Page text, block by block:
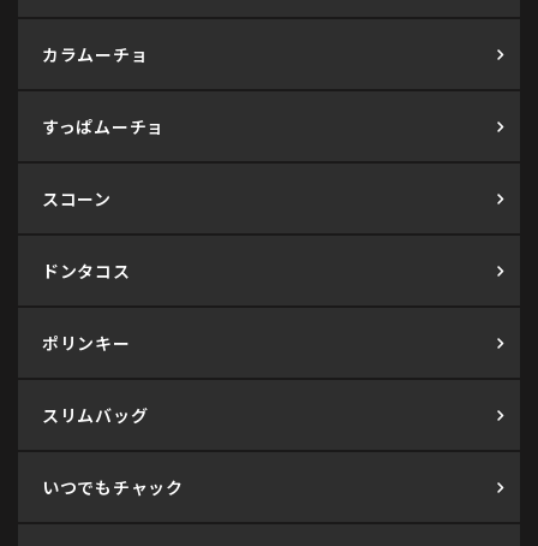
カラムーチョ
すっぱムーチョ
スコーン
ドンタコス
ポリンキー
スリムバッグ
いつでもチャック